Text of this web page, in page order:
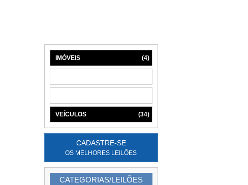
IMÓVEIS (4)
VEÍCULOS (34)
CADASTRE-SE
OS MELHORES LEILÕES
CATEGORIAS/LEILÕES